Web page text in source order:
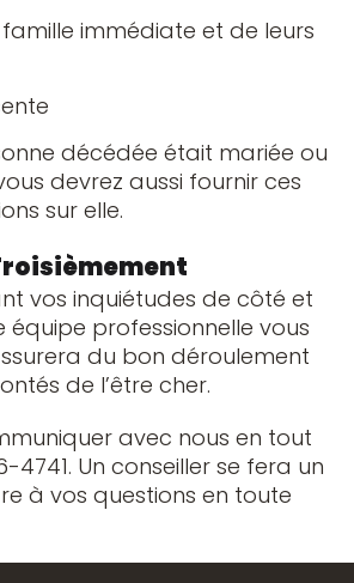
immédiate et de leurs
décédée était mariée ou
devrez aussi fournir ces
sur elle.
vos inquiétudes de côté et
équipe professionnelle vous
du bon déroulement
de l’être cher.
avec nous en tout
4741. Un conseiller se fera un
à vos questions en toute